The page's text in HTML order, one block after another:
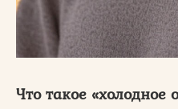
Что такое